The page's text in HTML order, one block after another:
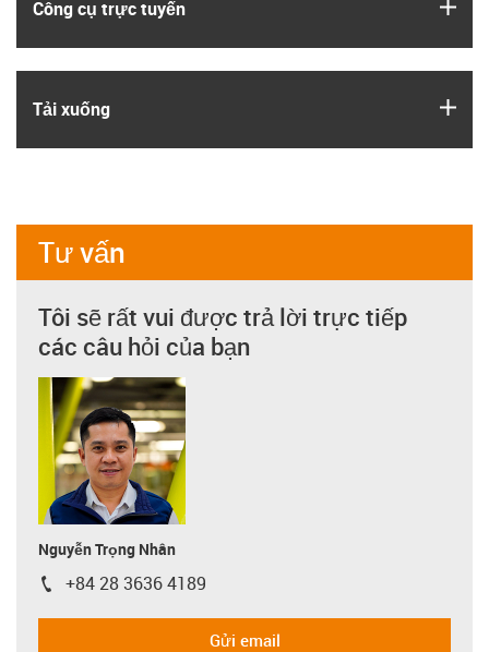
Công cụ trực tuyến
Tải xuống
Tư vấn
Tôi sẽ rất vui được trả lời trực tiếp
các câu hỏi của bạn
Nguyễn Trọng Nhân
igus-icon-phone
+84 28 3636 4189
Gửi email